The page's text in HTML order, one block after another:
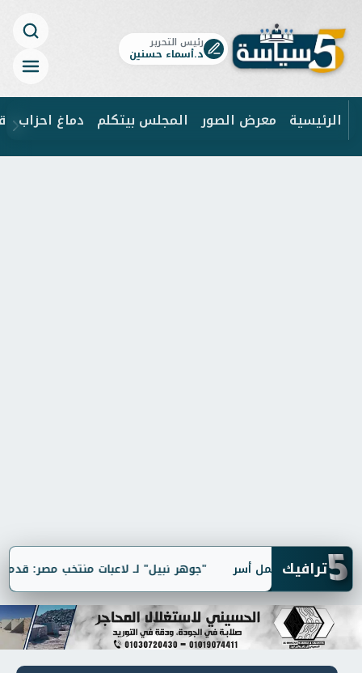
رئيس التحرير
د.أسماء حسنين
الرئيسية معرض الصور المجلس بيتكلم دماغ احزاب
5ترافيك "جوهر نبيل" لـ لاعبات منتخب مصر: قدمتن